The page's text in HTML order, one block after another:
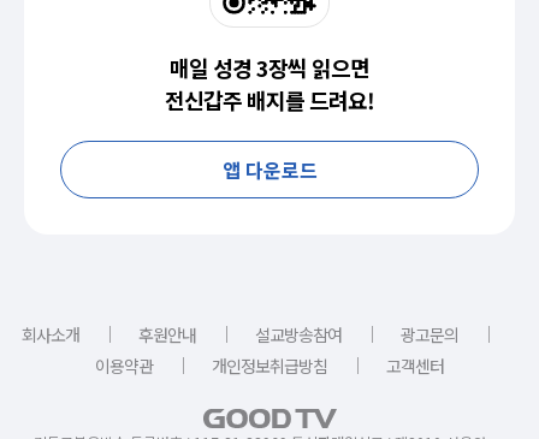
매일 성경 3장씩 읽으면
전신갑주 배지를 드려요!
앱 다운로드
회사소개 ｜ 후원안내 ｜ 설교방송참여 ｜ 광고문의
｜
이용약관
｜ 개인정보취급방침 ｜ 고객센터